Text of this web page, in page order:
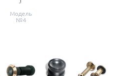
Модель
№4